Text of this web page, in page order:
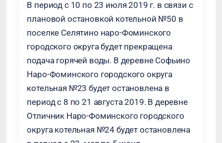
В период с 10 по 23 июля 2019 г. в связи с
плановой остановкой котельной №50 в
поселке Селятино наро-Фоминского
городского округа будет прекращена
подача горячей воды. В деревне Софьино
Наро-Фоминского городского округа
котельная №23 будет остановлена в
период с 8 по 21 августа 2019. В деревне
Отличник Наро-Фоминского городского
округа котельная №24 будет остановлена